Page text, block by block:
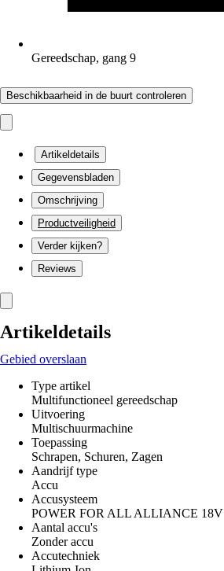
Gereedschap, gang 9
Beschikbaarheid in de buurt controleren
Artikeldetails
Gegevensbladen
Omschrijving
Productveiligheid
Verder kijken?
Reviews
Artikeldetails
Gebied overslaan
Type artikel
Multifunctioneel gereedschap
Uitvoering
Multischuurmachine
Toepassing
Schrapen, Schuren, Zagen
Aandrijf type
Accu
Accusysteem
POWER FOR ALL ALLIANCE 18V
Aantal accu's
Zonder accu
Accutechniek